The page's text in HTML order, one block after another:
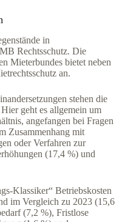
in
Rechtsschutz. Die
Mieterbundes bietet neben
an.
stehen die
geht es allgemein um
angefangen bei Fragen
Zusammenhang mit
oder Verfahren zur
(17,4 %) und
Klassiker“ Betriebskosten
im Vergleich zu 2023 (15,6
(7,2 %), Fristlose